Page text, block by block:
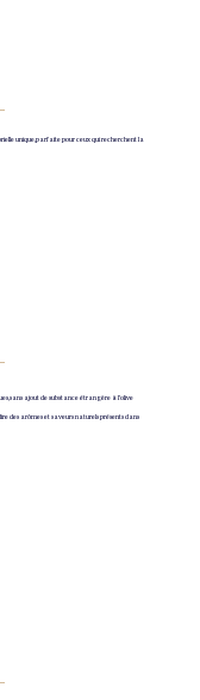
unique, parfaite pour ceux qui recherchent la
sans ajout de substance étrangère à l'olive
des arômes et saveurs naturels présents dans